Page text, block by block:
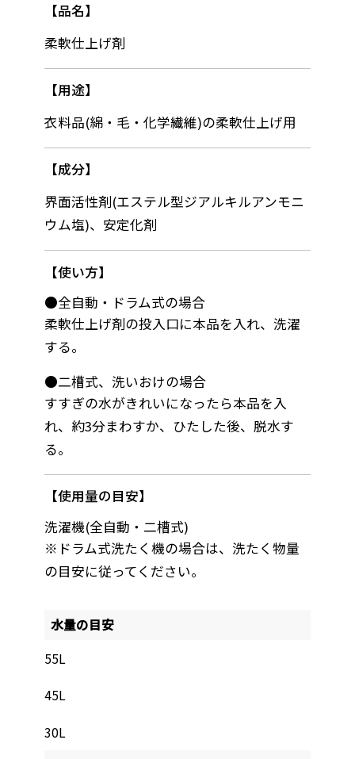
品名
柔軟仕上げ剤
用途
衣料品(綿・毛・化学繊維)の柔軟仕上げ用
成分
界面活性剤(エステル型ジアルキルアンモニ
ウム塩)、安定化剤
使い方
●全自動・ドラム式の場合
柔軟仕上げ剤の投入口に本品を入れ、洗濯
する。
●二槽式、洗いおけの場合
すすぎの水がきれいになったら本品を入
れ、約3分まわすか、ひたした後、脱水す
る。
使用量の目安
洗濯機(全自動・二槽式)
※ドラム式洗たく機の場合は、洗たく物量
の目安に従ってください。
水量の目安
55L
45L
30L